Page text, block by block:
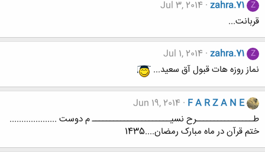
Z
zahra.71
Jul 3, 2014
قربانت...
Z
zahra.71
Jul 1, 2014
نماز روزه هات قبول آق سعید...
F A R Z A N E
Jun 19, 2014
طــــــــــــــــرح نسیــــــــــــــــــــــ م دوست ....................
ختم قرآن در ماه مبارک رمضان....1435